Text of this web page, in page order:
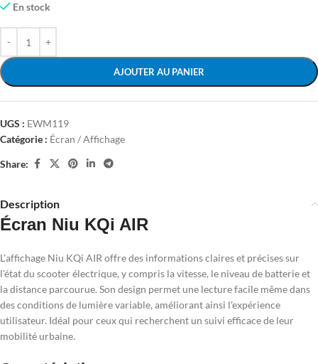
En stock
AJOUTER AU PANIER
UGS : EWM119
Catégorie : Écran / Affichage
Share:
Description
Écran Niu KQi AIR
L'affichage Niu KQi AIR offre des informations claires et précises sur
l'état du scooter électrique, y compris la vitesse, le niveau de batterie et
la distance parcourue. Son design permet une lecture facile même dans
des conditions de lumière variable, améliorant ainsi l'expérience
utilisateur. Idéal pour ceux qui recherchent un suivi efficace de leur
mobilité urbaine.